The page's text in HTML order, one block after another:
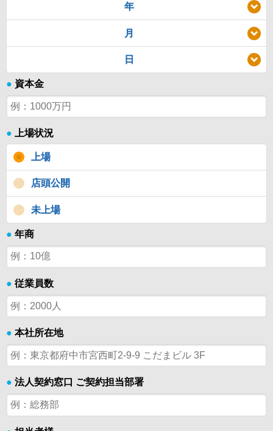
年
月
日
● 資本金
● 上場状況
上場
店頭公開
未上場
● 年商
● 従業員数
● 本社所在地
● 法人契約窓口 ご契約担当部署